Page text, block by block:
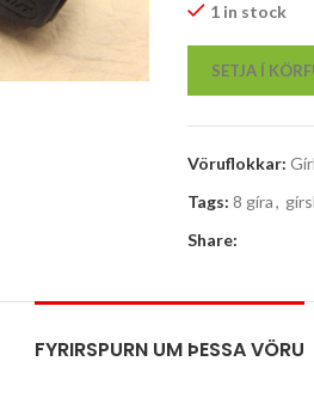
1 in stock
SETJA Í
Vöruflokkar:
Tags: 8 gíra,
Share:
FYRIRSPURN UM ÞESSA VÖRU